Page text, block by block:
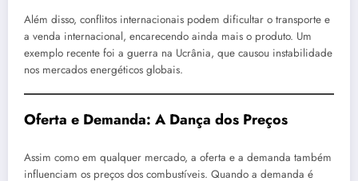
Além disso, conflitos internacionais podem dificultar o transporte e
a venda internacional, encarecendo ainda mais o produto. Um
exemplo recente foi a guerra na Ucrânia, que causou instabilidade
nos mercados energéticos globais.
Oferta e Demanda: A Dança dos Preços
Assim como em qualquer mercado, a oferta e a demanda também
influenciam os preços dos combustíveis. Quando a demanda é